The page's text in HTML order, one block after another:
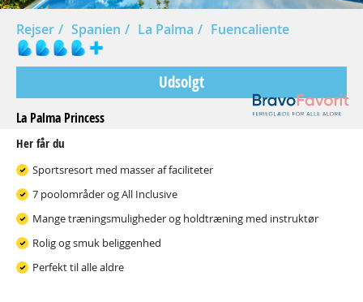
Rejser Spanien La Palma Fuencaliente
Udsolgt
La Palma Princess
Her får du
Sportsresort med masser af faciliteter
7 poolområder og All Inclusive
Mange træningsmuligheder og holdtræning med instruktør
Rolig og smuk beliggenhed
Perfekt til alle aldre